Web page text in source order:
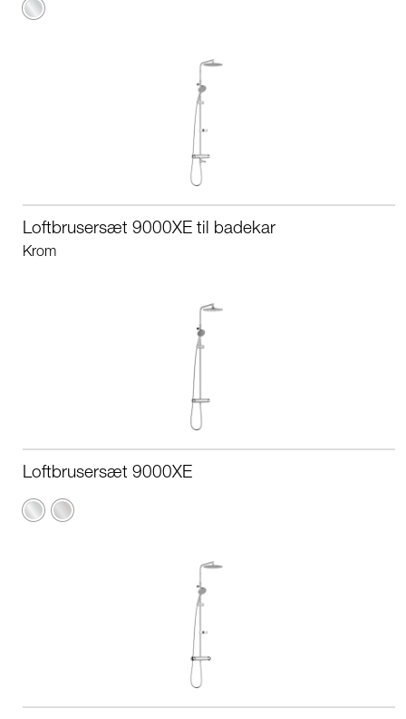
Krom
Loftbrusersæt 9000XE til badekar
Krom
Loftbrusersæt 9000XE
KromBørstet